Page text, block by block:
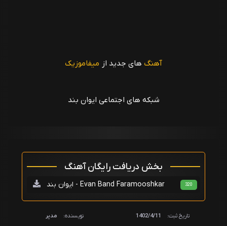
آهنگ های جدید از میفاموزیک
شبکه های اجتماعی ایوان بند
بخش دریافت رایگان آهنگ
ایوان بند - Evan Band Faramooshkar 320
تاریخ ثبت: 1402/4/11 نویسنده: مدیر